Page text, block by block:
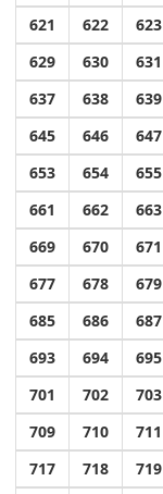
621
622 623
629
630 631
637
638 639
645
646 647
653
654 655
661
662 663
669
670 671
677
678 679
685
686 687
693
694 695
701
702 703
709
710 711
717
718 719